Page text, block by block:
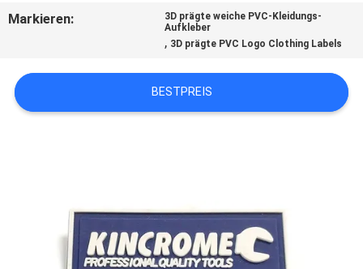
ZITAT
POLICY
Markieren:
3D prägte weiche PVC-Kleidungs-
Aufkleber
, 3D prägte PVC Logo Clothing Labels
BESTPREIS